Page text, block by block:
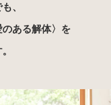
、
ある解体〉を